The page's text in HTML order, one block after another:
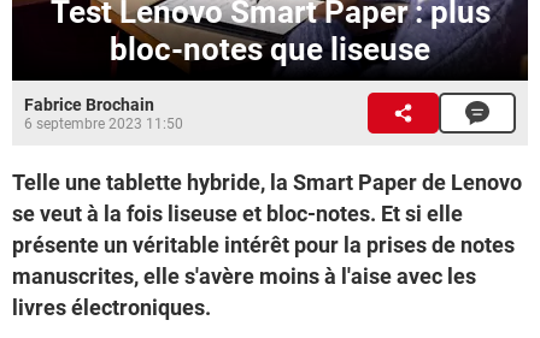
Test Lenovo Smart Paper : plus
bloc-notes que liseuse
Fabrice Brochain
6 septembre 2023 11:50
Telle une tablette hybride, la Smart Paper de Lenovo
se veut à la fois liseuse et bloc-notes. Et si elle
présente un véritable intérêt pour la prises de notes
manuscrites, elle s'avère moins à l'aise avec les
livres électroniques.